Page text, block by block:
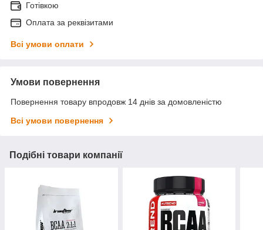
Готівкою
Оплата за реквізитами
Всі умови оплати
Умови повернення
Повернення товару впродовж 14 днів за домовленістю
Всі умови повернення
Подібні товари компанії